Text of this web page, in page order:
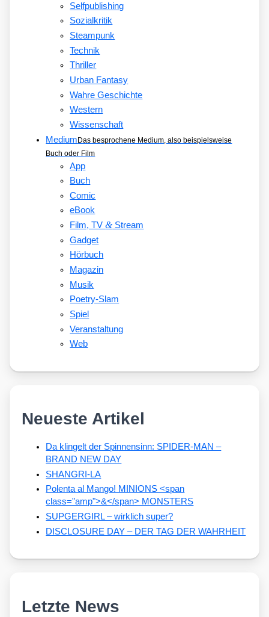
Selfpublishing
Sozialkritik
Steampunk
Technik
Thriller
Urban Fantasy
Wahre Geschichte
Western
Wissenschaft
MediumDas besprochene Medium, also beispielsweise
Buch oder Film
App
Buch
Comic
eBook
Film, TV&Stream
Gadget
Hörbuch
Magazin
Musik
Poetry-Slam
Spiel
Veranstaltung
Web
Neueste Artikel
Da klingelt der Spinnensinn: SPIDER-MAN –
BRAND NEW DAY
SHANGRI-LA
Polenta al Mango! MINIONS <span
class="amp">&</span> MONSTERS
SUPGERGIRL – wirklich super?
DISCLOSURE DAY – DER TAG DER WAHRHEIT
Letzte News